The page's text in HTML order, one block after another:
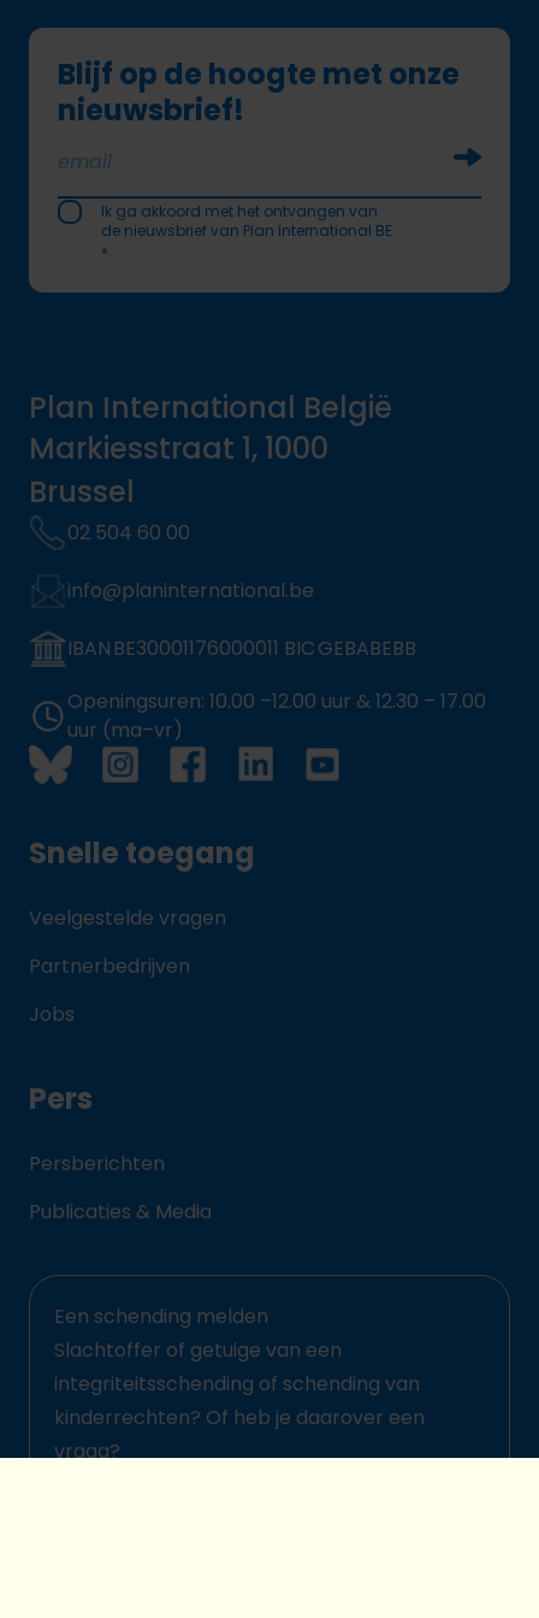
Blijf op de hoogte met onze
nieuwsbrief!
Ik ga akkoord met het ontvangen van
de nieuwsbrief van Plan International BE.
*
Plan International België
Markiesstraat 1, 1000
Brussel
02 504 60 00
info@planinternational.be
IBAN BE30001176000011 BIC GEBABEBB
Openingsuren: 10.00 –12.00 uur & 12.30 – 17.00
uur (ma–vr)
Snelle toegang
Veelgestelde vragen
Partnerbedrijven
Jobs
Pers
Persberichten
Publicaties & Media
Een schending melden
Slachtoffer of getuige van een
integriteitsschending of schending van
kinderrechten? Of heb je daarover een
vraag?